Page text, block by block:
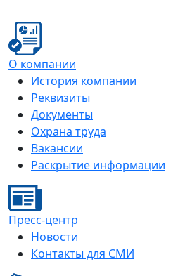
О компании
История компании
Реквизиты
Документы
Охрана труда
Вакансии
Раскрытие информации
Пресс-центр
Новости
Контакты для СМИ